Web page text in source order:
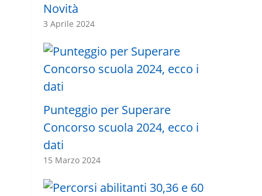
Novità
3 Aprile 2024
Punteggio per Superare
Concorso scuola 2024, ecco i
dati
15 Marzo 2024